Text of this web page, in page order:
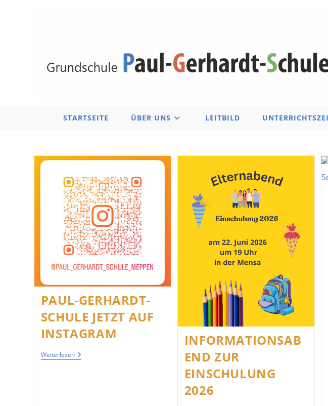
STARTSEITE ÜBER UNS LEITBILD
PAUL-GERHARDT-
SCHULE JETZT AUF
INSTAGRAM
WeiterlesenPaul-
Gerhardt-
INFORMATIONSAB
END ZUR
EINSCHULUNG
2026